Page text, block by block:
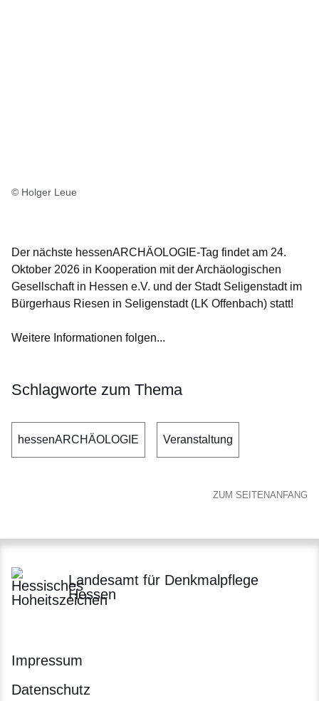
© Holger Leue
Der nächste hessenARCHÄOLOGIE-Tag findet am 24.
Oktober 2026 in Kooperation mit der Archäologischen
Gesellschaft in Hessen e.V. und der Stadt Seligenstadt im
Bürgerhaus Riesen in Seligenstadt (LK Offenbach) statt!
Weitere Informationen folgen...
Schlagworte zum Thema
hessenARCHÄOLOGIE Veranstaltung
ZUM SEITENANFANG
Landesamt für Denkmalpflege
Hessen
Impressum
Datenschutz